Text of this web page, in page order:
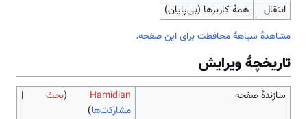
انتقال
همهٔ کاربرها (بی‌پایان)
مشاهدۀ سیاهۀ محافظت برای این صفحه.
تاریخچۀ ویرایش
سازندۀ صفحه Hamidian
(بحث |
مشارکت‌ها)